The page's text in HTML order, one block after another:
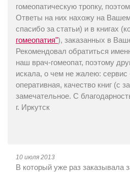
гомеопатическую тропку,
Ответы на них нахожу на
спасибо за статьи) и в книгах
гомеопатия"), заказанных в
Рекомендовал обратиться
наш врач-гомеопат, поэтому
искала, о чем не жалею: сервис
оперативная, качество книг (с
замечательное. С
г. Иркутск
10 июля 2013
В который уже раз заказывала